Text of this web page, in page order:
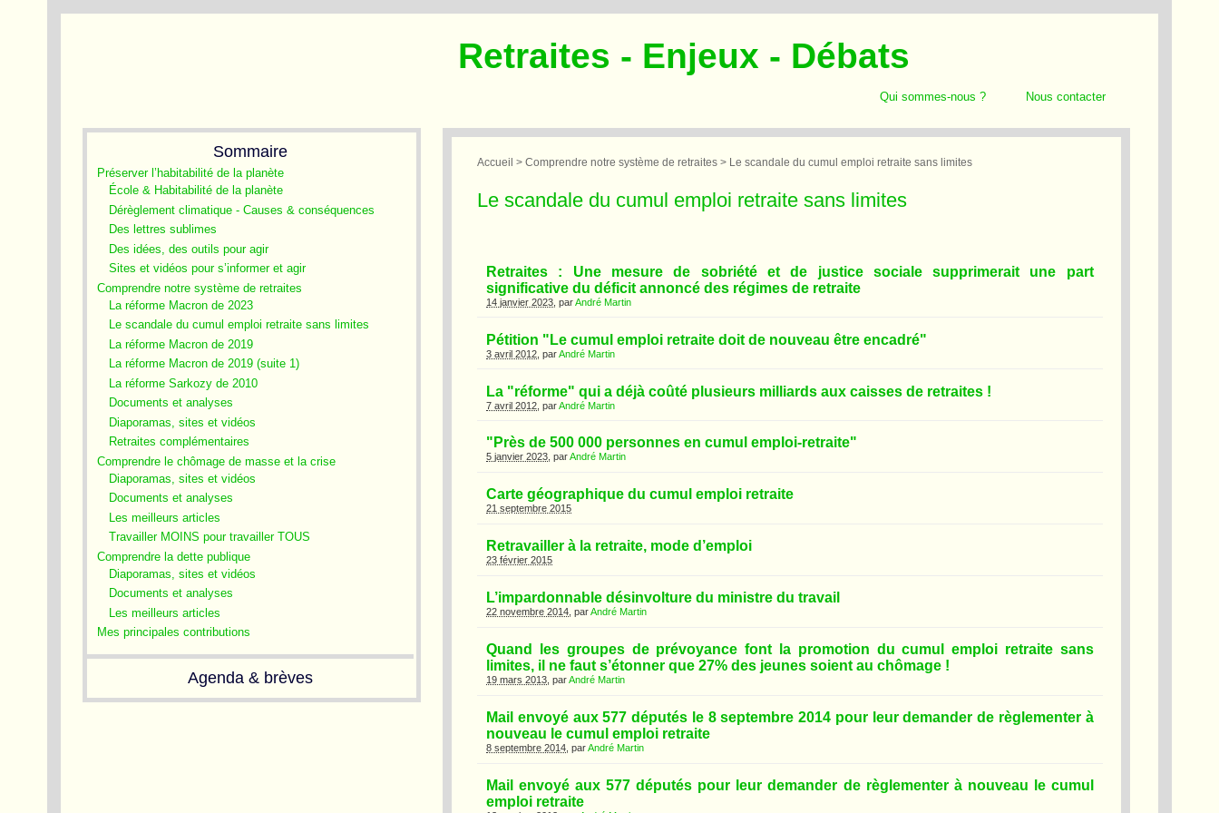
Retraites - Enjeux - Débats
Qui sommes-nous ? Nous contacter
Sommaire
Préserver l’habitabilité de la planète
École & Habitabilité de la planète
Dérèglement climatique - Causes & conséquences
Des lettres sublimes
Des idées, des outils pour agir
Sites et vidéos pour s’informer et agir
Comprendre notre système de retraites
La réforme Macron de 2023
Le scandale du cumul emploi retraite sans limites
La réforme Macron de 2019
La réforme Macron de 2019 (suite 1)
La réforme Sarkozy de 2010
Documents et analyses
Diaporamas, sites et vidéos
Retraites complémentaires
Comprendre le chômage de masse et la crise
Diaporamas, sites et vidéos
Documents et analyses
Les meilleurs articles
Travailler MOINS pour travailler TOUS
Comprendre la dette publique
Diaporamas, sites et vidéos
Documents et analyses
Les meilleurs articles
Mes principales contributions
Agenda & brèves
Accueil > Comprendre notre système de retraites> Le scandale du cumul emploi retraite sans limites
Le scandale du cumul emploi retraite sans limites
Retraites : Une mesure de sobriété et de justice sociale supprimerait une part
significative du déficit annoncé des régimes de retraite
14 janvier 2023 , parAndré Martin
Pétition "Le cumul emploi retraite doit de nouveau être encadré"
3 avril 2012 , parAndré Martin
La "réforme" qui a déjà coûté plusieurs milliards aux caisses de retraites !
7 avril 2012 , parAndré Martin
"Près de 500 000 personnes en cumul emploi-retraite"
5 janvier 2023, parAndré Martin
Carte géographique du cumul emploi retraite
21 septembre 2015
Retravailler à la retraite, mode d’emploi
23 février 2015
L’impardonnable désinvolture du ministre du travail
22 novembre 2014 , parAndré Martin
Quand les groupes de prévoyance font la promotion du cumul emploi retraite sans
limites, il ne faut s’étonner que 27% des jeunes soient au chômage !
19 mars 2013 , parAndré Martin
Mail envoyé aux 577 députés le 8 septembre 2014 pour leur demander de règlementer à
nouveau le cumul emploi retraite
8 septembre 2014 , parAndré Martin
Mail envoyé aux 577 députés pour leur demander de règlementer à nouveau le cumul
emploi retraite